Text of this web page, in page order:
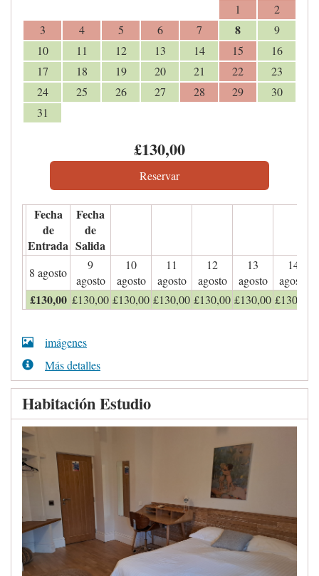
1
2
3
4 5 6 7 8
9
10
11 12 13 14 15
16
17
18 19 20 21 22
23
24
25 26 27 28 29
30
31
£130,00
Fecha
de
Entrada
Fecha
de
Salida
8 agosto
9
agosto
10
agosto
11
agosto
12
agosto
13
agosto
14
agosto
£130,00 £130,00 £130,00 £130,00 £130,00 £130,00 £130
imágenes
Más detalles
Habitación Estudio